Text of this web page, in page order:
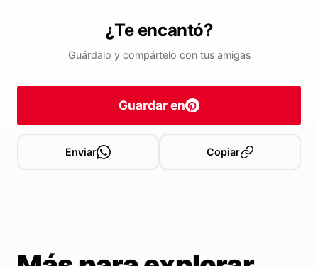
¿Te encantó?
Guárdalo y compártelo con tus amigas
Guardar en
Enviar Copiar